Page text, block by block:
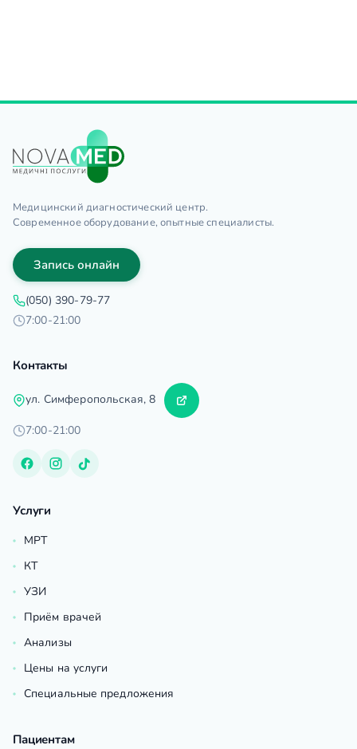
Медицинский диагностический центр.
Современное оборудование, опытные специалисты.
Запись онлайн
(050) 390-79-77
7:00-21:00
Контакты
ул. Симферопольская, 8
7:00-21:00
Услуги
МРТ
КТ
УЗИ
Приём врачей
Анализы
Цены на услуги
Специальные предложения
Пациентам